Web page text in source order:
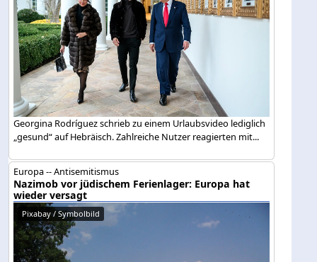
Georgina Rodríguez schrieb zu einem Urlaubsvideo lediglich
„gesund“ auf Hebräisch. Zahlreiche Nutzer reagierten mit...
Europa -- Antisemitismus
Nazimob vor jüdischem Ferienlager: Europa hat
wieder versagt
Pixabay / Symbolbild